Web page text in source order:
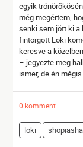
egyik
még megértem,
senki sem jött ki a
fintorgott Loki
keresve a
– jegyezte meg
ismer, de én
0 komment
loki